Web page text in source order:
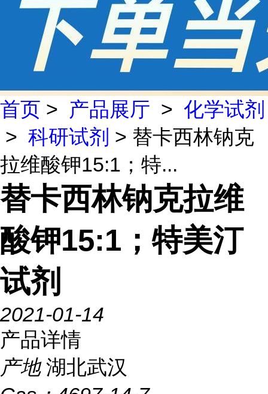
首页 > 产品展厅 > 化学试剂
> 科研试剂 > 替卡西林钠克
拉维酸钾15:1；特...
替卡西林钠克拉维
酸钾15:1；特美汀
试剂
2021-01-14
产品详情
产地 湖北武汉